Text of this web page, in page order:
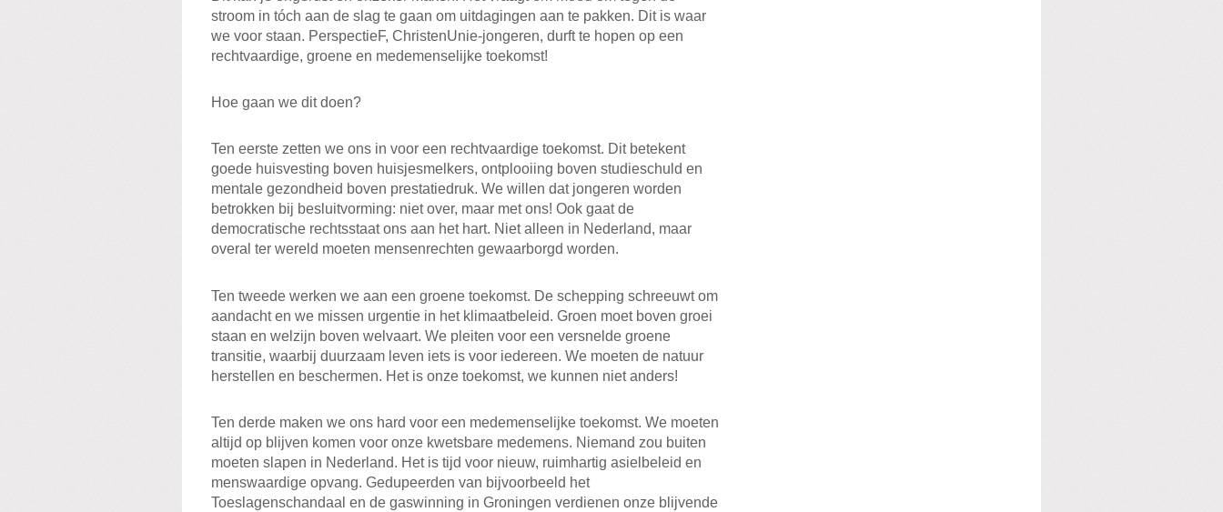
stroom in tóch aan de slag te gaan om uitdagingen aan te pakken. Dit is waar
we voor staan. PerspectieF, ChristenUnie-jongeren, durft te hopen op een
rechtvaardige, groene en medemenselijke toekomst!
Hoe gaan we dit doen?
Ten eerste zetten we ons in voor een rechtvaardige toekomst. Dit betekent
goede huisvesting boven huisjesmelkers, ontplooiing boven studieschuld en
mentale gezondheid boven prestatiedruk. We willen dat jongeren worden
betrokken bij besluitvorming: niet over, maar met ons! Ook gaat de
democratische rechtsstaat ons aan het hart. Niet alleen in Nederland, maar
overal ter wereld moeten mensenrechten gewaarborgd worden.
Ten tweede werken we aan een groene toekomst. De schepping schreeuwt om
aandacht en we missen urgentie in het klimaatbeleid. Groen moet boven groei
staan en welzijn boven welvaart. We pleiten voor een versnelde groene
transitie, waarbij duurzaam leven iets is voor iedereen. We moeten de natuur
herstellen en beschermen. Het is onze toekomst, we kunnen niet anders!
Ten derde maken we ons hard voor een medemenselijke toekomst. We moeten
altijd op blijven komen voor onze kwetsbare medemens. Niemand zou buiten
moeten slapen in Nederland. Het is tijd voor nieuw, ruimhartig asielbeleid en
menswaardige opvang. Gedupeerden van bijvoorbeeld het
Toeslagenschandaal en de gaswinning in Groningen verdienen onze blijvende